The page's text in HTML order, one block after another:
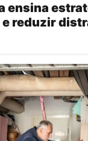
ensina
reduzir